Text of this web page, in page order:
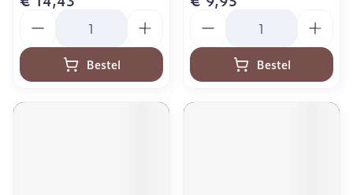
Bestel Bestel